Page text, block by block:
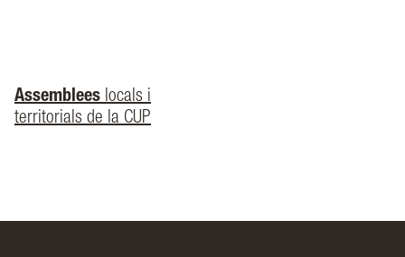
Assemblees locals i
territorials de la CUP